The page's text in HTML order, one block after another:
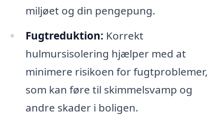
miljøet og din pengepung.
Fugtreduktion: Korrekt
hulmursisolering hjælper med at
minimere risikoen for fugtproblemer,
som kan føre til skimmelsvamp og
andre skader i boligen.